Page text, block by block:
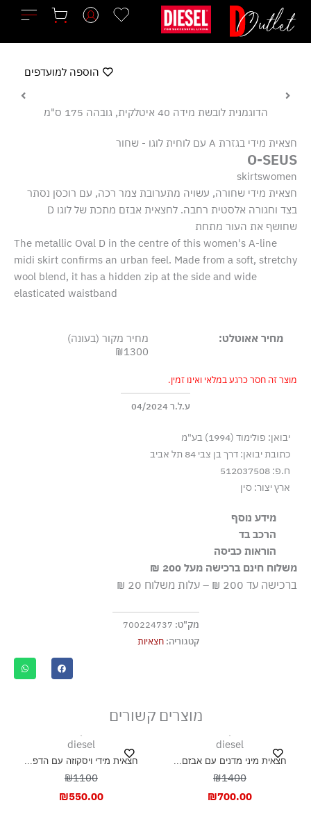
לתוכן
חצאית מידי בגזרת A עם לוחית לוגו - שחור
O-SEUS
skirtswomen
חצאית מידי שחורה, עשויה מתערובת צמר רכה, עם רוכסן נסתר
בצד וחגורה אלסטית רחבה. לחצאית אבזם מתכת של לוגו D
שחושף את העור מתחת
The metallic Oval D in the centre of this women's A-line
midi skirt confirms an urban feel. Made from a soft, stretchy
wool blend, it has a hidden zip at the side and wide
elasticated waistband
מחיר אאוטלט:
מחיר מקור (בעונה)
₪1300
מוצר זה חסר כרגע במלאי ואינו זמין.
ע.ל.ר 04/2024
יבואן: פולימוד (1994) בע"מ
כתובת יבואן: דרך בן צבי 84 תל אביב
ח.פ: 512037508
ארץ יצור: סין
מידע נוסף
גזרה רגילה, סגירת רוכסן נסתר
הרכב בד
53% פוליאסטר 43% צמר 4% אלסטן-ספנדקסהוראות כביסה
שטיפה ידנית
ללא חומרי הלבנה, ללא השריה
גיהוץ בחום נמוך
אסור לנקות בניקוי יבש
משלוח חינם ברכישה מעל 200 ₪
ברכישה עד 200 ₪ – עלות משלוח 20 ₪
מק"ט: 700224737
קטגוריה:חצאיות
הוספה למועדפים
הדוגמנית לובשת מידה 40 איטלקית, גובהה 175 ס"מ
מוצרים קשורים
diesel
חצאית מיני מדנים עם אבזם...
₪1400
₪700.00
diesel
חצאית מידי ויסקוזה עם הדפ...
₪1100
₪550.00